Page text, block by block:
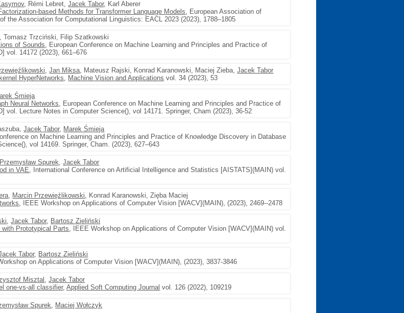
, Rémi Lebret,Jacek Tabor, Karl Aberer
based Methods for Transformer Language Models, European Association of
the Association for Computational Linguistics: EACL 2023 (2023), 1788–1805
, Tomasz Trzciński, Filip Szatkowski
of Sounds, European Conference on Machine Learning and Principles and Practice of
vol. 14172 (2023), 661–676
,Jan Miksa, Mateusz Rajski, Konrad Karanowski, Maciej Zieba,Jacek Tabor
HyperNetworks, Machine Vision and Applications vol. 34 (2023), 53
Śmieja
Neural Networks, European Conference on Machine Learning and Principles and Practice of
vol. Lecture Notes in Computer Science(), vol 14171. Springer, Cham (2023), 36-52
Jacek Tabor, Marek Śmieja
on Machine Learning and Principles and Practice of Knowledge Discovery in Database
vol 14169. Springer, Cham. (2023), 627–643
Przemysław Spurek,Jacek Tabor
in VAE, International Conference on Artificial Intelligence and Statistics [AISTATS](MAIN) vol.
, Marcin Przewięźlikowski, Konrad Karanowski, Zięba Maciej
, IEEE Workshop on Applications of Computer Vision [WACV](MAIN), (2023), 2469--2478
,Jacek Tabor, Bartosz Zieliński
Prototypical Parts, IEEE Workshop on Applications of Computer Vision [WACV](MAIN) vol.
Tabor, Bartosz Zieliński
on Applications of Computer Vision [WACV](MAIN), (2023), 3837-3846
Misztal,Jacek Tabor
one-vs-all classifier,Applied Soft Computing Journal vol. 126 (2022), 109219
Spurek, Maciej Wołczyk